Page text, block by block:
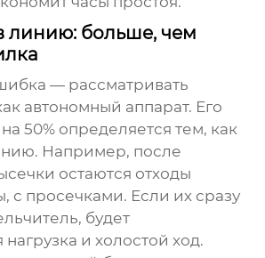
линию: больше, чем
— рассматривать
автономный аппарат. Его
50% определяется тем, как
Например, после
остаются отходы
с просечками. Если их сразу
будет
и холостой ход.